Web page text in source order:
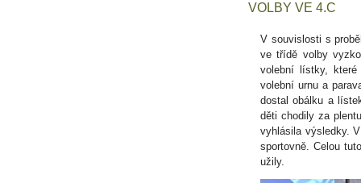
VOLBY VE 4.C
V souvislosti s
ve třídě volby
volební lístky,
volební urnu a
dostal obálku a
děti chodily za
vyhlásila výsledky.
sportovně. Celou
užily.